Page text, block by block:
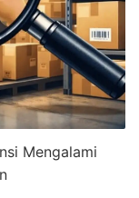
Mengalami